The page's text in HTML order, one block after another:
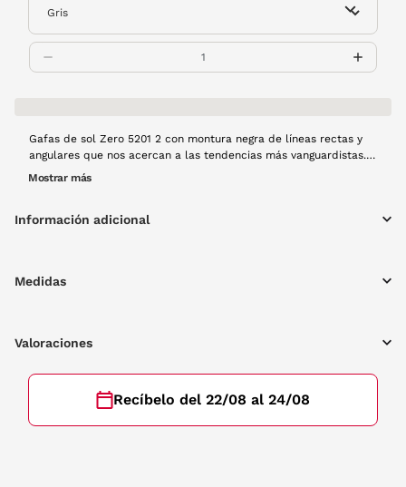
Gafas de sol Zero 5201 2 con montura negra de líneas rectas y
angulares que nos acercan a las tendencias más vanguardistas.
Su diseño audaz y contemporáneo se complementa con lentes
innovación y funcionalidad en un solo accesorio.
Mostrar más
Información adicional
Medidas
Valoraciones
Recíbelo del 22/08 al 24/08